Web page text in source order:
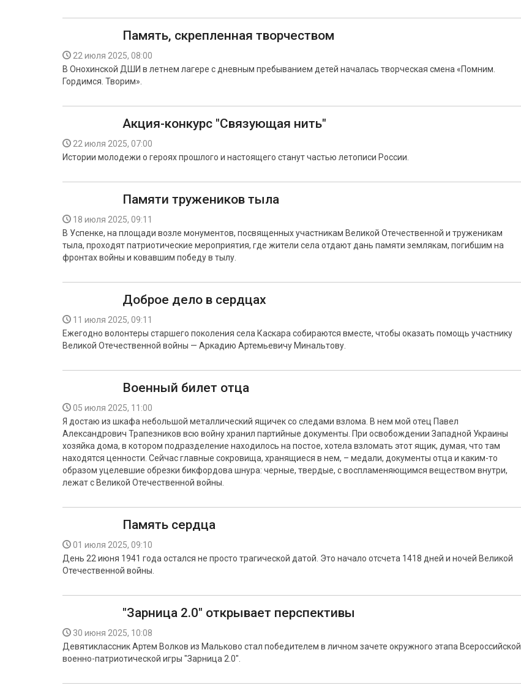
Память, скрепленная творчеством
22 июля 2025, 08:00
В Онохинской ДШИ в летнем лагере с дневным пребыванием детей началась творческая смена «Помним.
Гордимся. Творим».
Акция-конкурс "Связующая нить"
22 июля 2025, 07:00
Истории молодежи о героях прошлого и настоящего станут частью летописи России.
Памяти тружеников тыла
18 июля 2025, 09:11
В Успенке, на площади возле монументов, посвященных участникам Великой Отечественной и труженикам
тыла, проходят патриотические мероприятия, где жители села отдают дань памяти землякам, погибшим на
фронтах войны и ковавшим победу в тылу.
Доброе дело в сердцах
11 июля 2025, 09:11
Ежегодно волонтеры старшего поколения села Каскара собираются вместе, чтобы оказать помощь участнику
Великой Отечественной войны — Аркадию Артемьевичу Минальтову.
Военный билет отца
05 июля 2025, 11:00
Я достаю из шкафа небольшой металлический ящичек со следами взлома. В нем мой отец Павел
Александрович Трапезников всю войну хранил партийные документы. При освобождении Западной Украины
хозяйка дома, в котором подразделение находилось на постое, хотела взломать этот ящик, думая, что там
находятся ценности. Сейчас главные сокровища, хранящиеся в нем, – медали, документы отца и каким-то
образом уцелевшие обрезки бикфордова шнура: черные, твердые, с воспламеняющимся веществом внутри,
лежат с Великой Отечественной войны.
Память сердца
01 июля 2025, 09:10
День 22 июня 1941 года остался не просто трагической датой. Это начало отсчета 1418 дней и ночей Великой
Отечественной войны.
"Зарница 2.0" открывает перспективы
30 июня 2025, 10:08
Девятиклассник Артем Волков из Мальково стал победителем в личном зачете окружного этапа Всероссийской
военно-патриотической игры "Зарница 2.0".